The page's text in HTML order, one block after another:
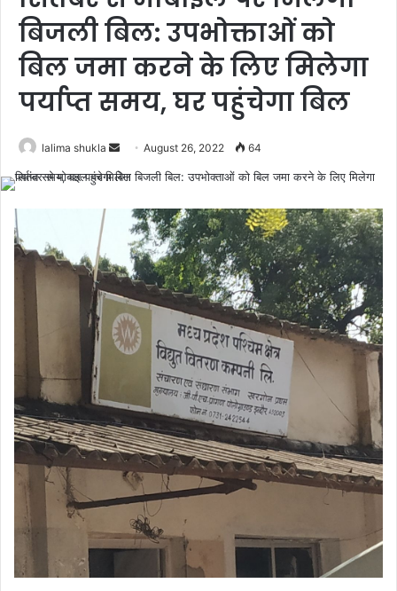
बिजली बिल: उपभोक्ताओं को
बिल जमा करने के लिए मिलेगा
पर्याप्त समय, घर पहुंचेगा बिल
lalima shukla
Send
an
August 26, 2022 64